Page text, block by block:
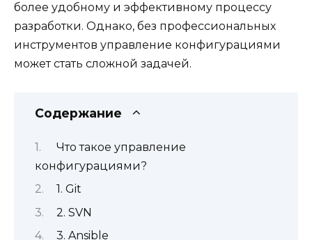
более удобному и эффективному процессу
разработки. Однако, без профессиональных
инструментов управление конфигурациями
может стать сложной задачей.
Содержание
Что такое управление
конфигурациями?
1. Git
2. SVN
3. Ansible